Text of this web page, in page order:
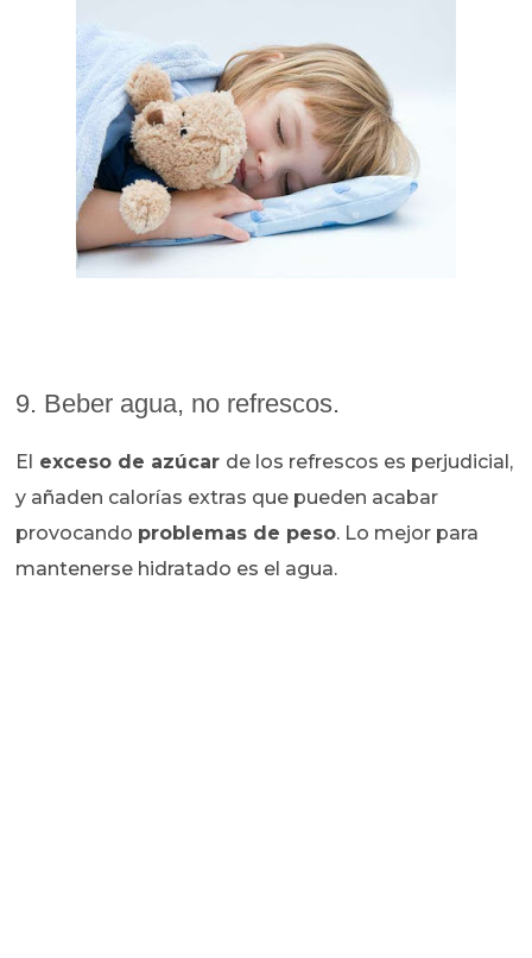
9. Beber agua, no refrescos.
El exceso de azúcar de los refrescos es perjudicial,
y añaden calorías extras que pueden acabar
provocando problemas de peso. Lo mejor para
mantenerse hidratado es el agua.